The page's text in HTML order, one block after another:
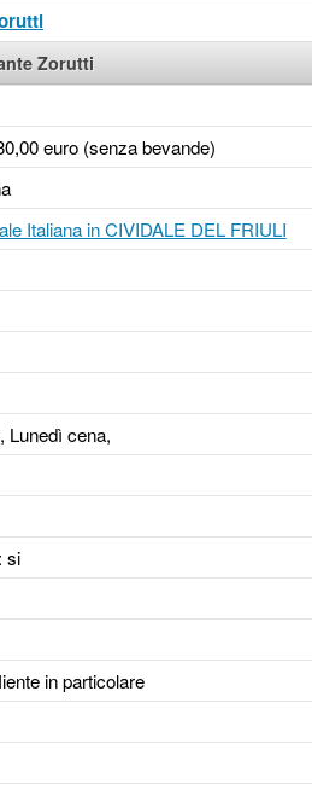
Zorutti
euro (senza bevande)
Italiana in CIVIDALE DEL FRIULI
Lunedì cena,
si
in particolare